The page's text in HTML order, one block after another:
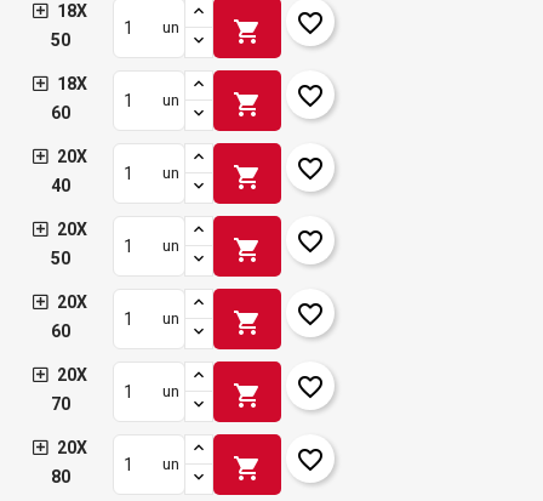
18X
50
un shopping_cart favorite_border
18X
60
un shopping_cart favorite_border
20X
40
un shopping_cart favorite_border
20X
50
un shopping_cart favorite_border
20X
60
un shopping_cart favorite_border
20X
70
un shopping_cart favorite_border
20X
80
un shopping_cart favorite_border